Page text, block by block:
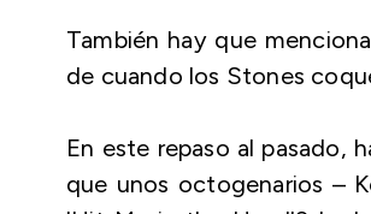
También hay que
de cuando los Stones
En este repaso al pasado,
que unos octogenarios –